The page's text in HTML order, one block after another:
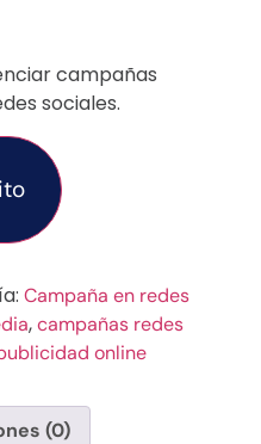
campañas
sociales.
Campaña en redes
,campañas redes
online
(0)